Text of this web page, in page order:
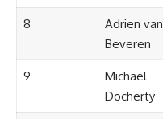
8
Adrien van
Beveren
9
Michael
Docherty